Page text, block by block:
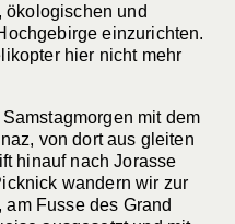
ökologischen und
einzurichten.
hier nicht mehr
mit dem
von dort aus gleiten
hinauf nach Jorasse
wandern wir zur
Fusse des Grand